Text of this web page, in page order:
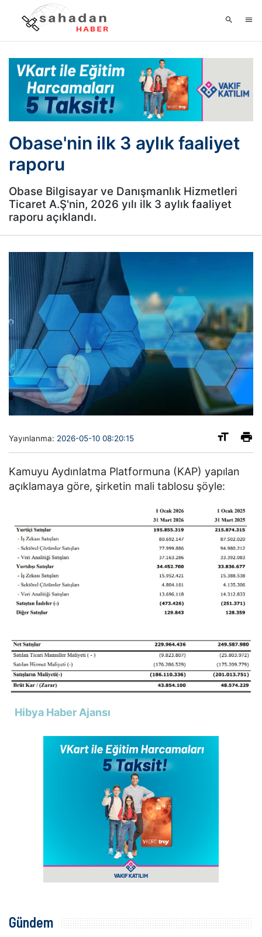
Obase'nin ilk 3 aylık faaliyet
raporu
Obase Bilgisayar ve Danışmanlık Hizmetleri
Ticaret A.Ş'nin, 2026 yılı ilk 3 aylık faaliyet
raporu açıklandı.
Yayınlanma: 2026-05-10 08:20:15
Kamuyu Aydınlatma Platformuna (KAP) yapılan
açıklamaya göre, şirketin mali tablosu şöyle:
Hibya Haber Ajansı
Gündem